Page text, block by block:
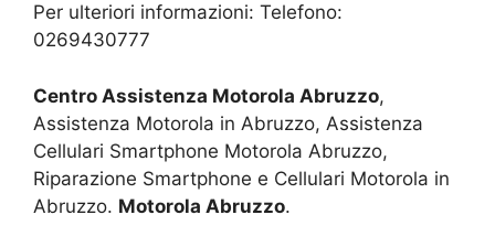
Per ulteriori informazioni: Telefono:
0269430777
Centro Assistenza Motorola Abruzzo,
Assistenza Motorola in Abruzzo, Assistenza
Cellulari Smartphone Motorola Abruzzo,
Riparazione Smartphone e Cellulari Motorola in
Abruzzo. Motorola Abruzzo.